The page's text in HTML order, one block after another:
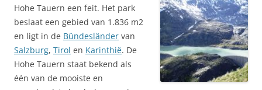
Hohe Tauern een feit. Het park
beslaat een gebied van 1.836 m2
en ligt in de Bündesländer van
Salzburg, Tirol en Karinthië. De
Hohe Tauern staat bekend als
één van de mooiste en